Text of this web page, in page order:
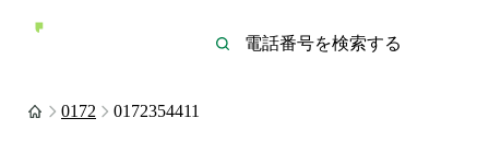
0172 0172354411